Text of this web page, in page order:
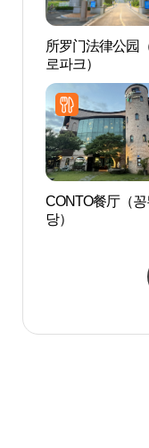
所罗门法律公园
로파크）
CONTO餐厅（꽁
당）